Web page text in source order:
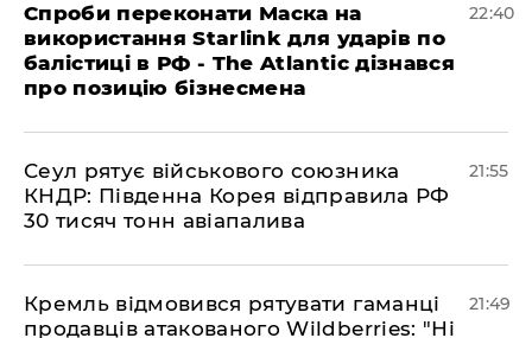
​Спроби переконати Маска на
використання Starlink для ударів по
балістиці в РФ - The Atlantic дізнався
про позицію бізнесмена
22:40
​Сеул рятує військового союзника
КНДР: Південна Корея відправила РФ
30 тисяч тонн авіапалива
21:55
​Кремль відмовився рятувати гаманці
продавців атакованого Wildberries: "Ні
21:49